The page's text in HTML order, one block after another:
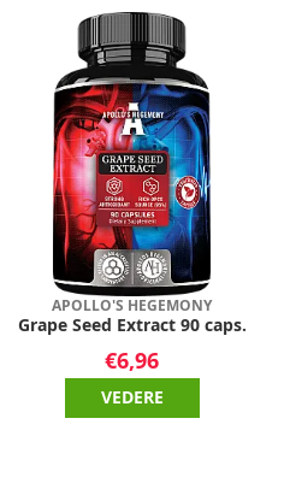
APOLLO'S HEGEMONY
Grape Seed Extract 90 caps.
€6,96
VEDERE